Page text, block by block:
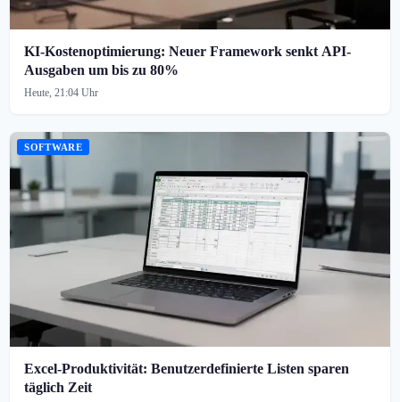
KI-Kostenoptimierung: Neuer Framework senkt API-
Ausgaben um bis zu 80%
Heute, 21:04 Uhr
SOFTWARE
Excel-Produktivität: Benutzerdefinierte Listen sparen
täglich Zeit